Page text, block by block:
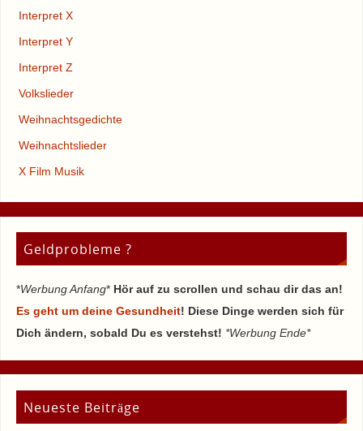
Interpret X
Interpret Y
Interpret Z
Volkslieder
Weihnachtsgedichte
Weihnachtslieder
X Film Musik
Geldprobleme ?
*Werbung Anfang* Hör auf zu scrollen und schau dir das an!
Es geht um deine Gesundheit! Diese Dinge werden sich für
Dich ändern, sobald Du es verstehst! *Werbung Ende*
Neueste Beiträge